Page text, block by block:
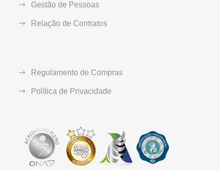
Gestão de Pessoas
Relação de Contratos
Regulamento de Compras
Política de Privacidade